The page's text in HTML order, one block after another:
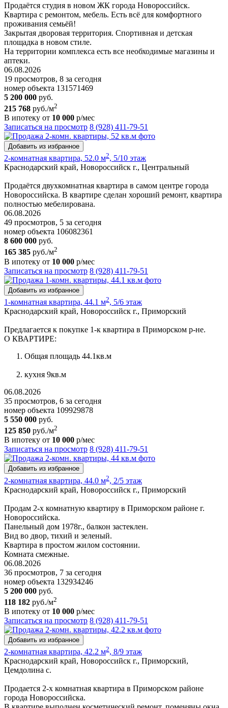
Продаётся студия в новом ЖК города Новороссийск.
Квартира с ремонтом, мебель. Есть всё для комфортного
проживания семьёй!
Закрытая дворовая территория. Спортивная и детская
площадка в новом стиле.
На территории комплекса есть все необходимые магазины и
аптеки.
06.08.2026
19 просмотров, 8 за сегодня
номер объекта 131571469
5 200 000 руб.
215 768 руб./м2
В ипотеку от 10 000 р/мес
Записаться на просмотр 8 (928) 411-79-51
Добавить из избранное
2-комнатная квартира, 52.0 м2, 5/10 этаж
Краснодарский край, Новороссийск г., Центральный
Продаётся двухкомнатная квартира в самом центре города
Новороссийска. В квартире сделан хороший ремонт, квартира
полностью мебелирована.
06.08.2026
49 просмотров, 5 за сегодня
номер объекта 106082361
8 600 000 руб.
165 385 руб./м2
В ипотеку от 10 000 р/мес
Записаться на просмотр 8 (928) 411-79-51
Добавить из избранное
1-комнатная квартира, 44.1 м2, 5/6 этаж
Краснодарский край, Новороссийск г., Приморский
Предлагается к покупке 1-к квартира в Приморском р-не.
О КВАРТИРЕ:
Общая площадь 44.1кв.м
кухня 9кв.м
06.08.2026
35 просмотров, 6 за сегодня
номер объекта 109929878
5 550 000 руб.
125 850 руб./м2
В ипотеку от 10 000 р/мес
Записаться на просмотр 8 (928) 411-79-51
Добавить из избранное
2-комнатная квартира, 44.0 м2, 2/5 этаж
Краснодарский край, Новороссийск г., Приморский
Продам 2-х комнатную квартиру в Приморском районе г.
Новороссийска.
Панельный дом 1978г., балкон застеклен.
Вид во двор, тихий и зеленый.
Квартира в простом жилом состоянии.
Комната смежные.
06.08.2026
36 просмотров, 7 за сегодня
номер объекта 132934246
5 200 000 руб.
118 182 руб./м2
В ипотеку от 10 000 р/мес
Записаться на просмотр 8 (928) 411-79-51
Добавить из избранное
2-комнатная квартира, 42.2 м2, 8/9 этаж
Краснодарский край, Новороссийск г., Приморский,
Цемдолина с.
Продается 2-х комнатная квартира в Приморском районе
города Новороссийска.